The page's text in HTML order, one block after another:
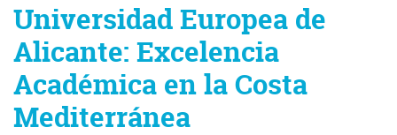
Universidad Europea de
Alicante: Excelencia
Académica en la Costa
Mediterránea